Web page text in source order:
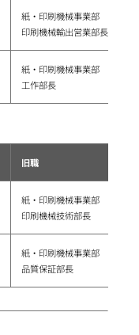
紙・印刷機械事業部
印刷機械輸出営業部長
紙・印刷機械事業部
工作部長
旧職
紙・印刷機械事業部
印刷機械技術部長
紙・印刷機械事業部
品質保証部長